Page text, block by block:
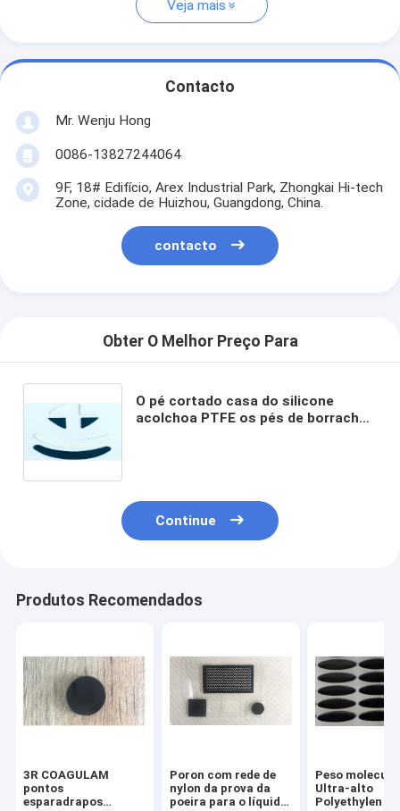
Veja mais
Contacto
Mr. Wenju Hong
0086-13827244064
9F, 18# Edifício, Arex Industrial Park, Zhongkai Hi-tech
Zone, cidade de Huizhou, Guangdong, China.
contacto
Obter O Melhor Preço Para
O pé cortado casa do silicone
acolchoa PTFE os pés de borracha
Continue
Produtos Recomendados
3R COAGULAM
pontos
esparadrapos
Poron com rede de
nylon da prova da
poeira para o líquido
Peso
Ultra-alto
Polyethylen